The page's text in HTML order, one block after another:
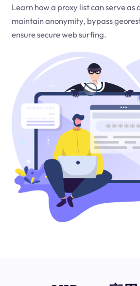
Learn how a proxy list can serve as
maintain anonymity, bypass
ensure secure web surfing.